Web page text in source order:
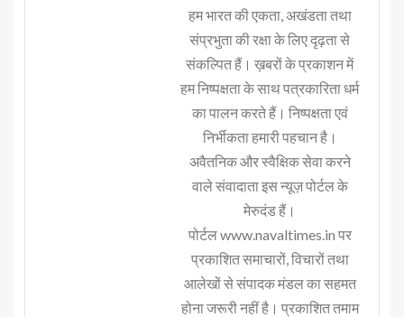
हम भारत की एकता, अखंडता तथा
संप्रभुता की रक्षा के लिए दृढ़ता से
संकल्पित हैं। ख़बरों के प्रकाशन में
हम निष्पक्षता के साथ पत्रकारिता धर्म
का पालन करते हैं। निष्पक्षता एवं
निर्भीकता हमारी पहचान है।
अवैतनिक और स्वैक्षिक सेवा करने
वाले संवादाता इस न्यूज़ पोर्टल के
मेरुदंड हैं।
पोर्टल www.navaltimes.in पर
प्रकाशित समाचारों, विचारों तथा
आलेखों से संपादक मंडल का सहमत
होना जरूरी नहीं है। प्रकाशित तमाम